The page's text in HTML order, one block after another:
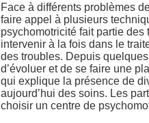
Face à différents problèmes
faire appel à plusieurs
psychomotricité fait partie
intervenir à la fois dans le
des troubles. Depuis
d’évoluer et de se faire une
qui explique la présence de
aujourd’hui des soins. Les
choisir un centre de